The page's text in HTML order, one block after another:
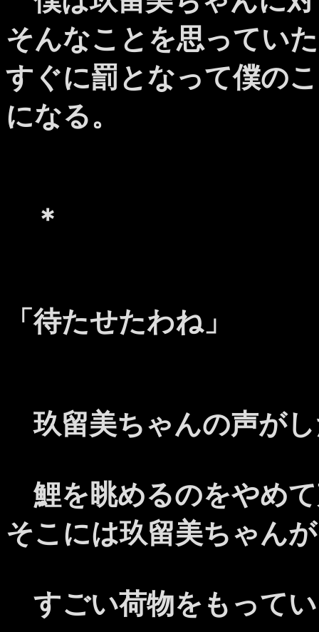
そんなことを思ってい
すぐに罰となって僕の
になる。
＊
「待たせたわね」
玖留美ちゃんの声が
鯉を眺めるのをやめ
そこには玖留美ちゃん
すごい荷物をもって